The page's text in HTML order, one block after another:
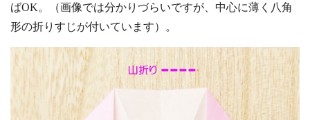
ばOK。（画像では分かりづらいですが、中心に薄く八角
形の折りすじが付いています）。